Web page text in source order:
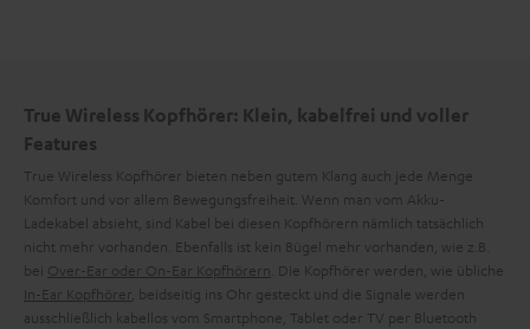
True Wireless Kopfhörer: Klein, kabelfrei und voller
Features
True Wireless Kopfhörer bieten neben gutem Klang auch jede Menge
Komfort und vor allem Bewegungsfreiheit. Wenn man vom Akku-
Ladekabel absieht, sind Kabel bei diesen Kopfhörern nämlich tatsächlich
nicht mehr vorhanden. Ebenfalls ist kein Bügel mehr vorhanden, wie z.B.
bei Over-Ear oder On-Ear Kopfhörern . Die Kopfhörer werden, wie übliche
In-Ear Kopfhörer , beidseitig ins Ohr gesteckt und die Signale werden
ausschließlich kabellos vom Smartphone, Tablet oder TV per Bluetooth